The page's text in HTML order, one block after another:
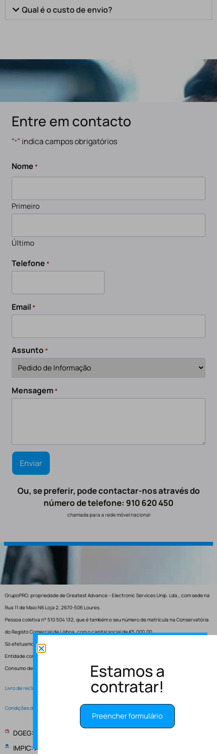
Qual é o custo de envio?
Entre em contacto
"*" indica campos obrigatórios
Nome *
Primeiro
Último
Telefone *
Email*
Assunto*
Mensagem*
Ou, se preferir, pode contactar-nos através do
número de telefone: 910 620 450
chamada para a rede móvel nacional
GrupoPRO, propriedade de Greatest Advance – Electronic Services Unip. Lda., com sede na
Rua 11 de Maio N6 Loja 2, 2670-506 Loures.
Pessoa coletiva n° 510 504 132, que é também o seu número de matrícula na Conservatória
do Registo Comercial de Lisboa, com o capital social de €5.000,00.
Só efetuamos entregas em Portugal.
Entidade competente para resolução de conflitos – Centro de Arbitragem de Conflitos de
Consumo de Lisboa.
Livro de reclamações electrónico
Condições de Serviço
DGEG: Entidade Instaladora EI-2997
IMPIC: Alvará de obras publicas 148147 - PUB
Estamos a
contratar!
Preencher formulário